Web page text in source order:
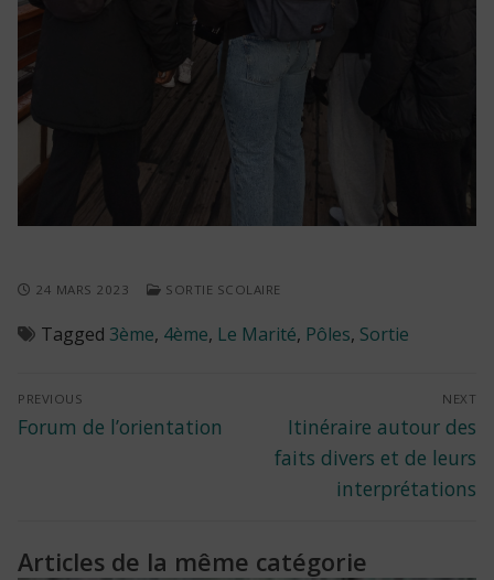
24 MARS 2023 SORTIE SCOLAIRE
Tagged 3ème, 4ème, Le Marité, Pôles, Sortie
Navigation
de
PREVIOUS
Previous
Forum de l’orientation
NEXT
Next
post:
Itinéraire autour des
faits divers et de leurs
interprétations
Articles de la même catégorie